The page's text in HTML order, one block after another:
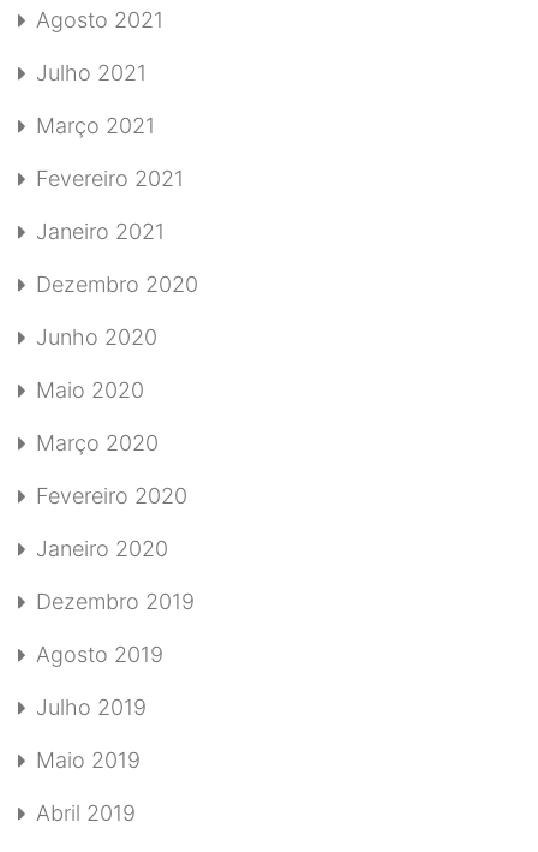
Agosto 2021
Julho 2021
Março 2021
Fevereiro 2021
Janeiro 2021
Dezembro 2020
Junho 2020
Maio 2020
Março 2020
Fevereiro 2020
Janeiro 2020
Dezembro 2019
Agosto 2019
Julho 2019
Maio 2019
Abril 2019